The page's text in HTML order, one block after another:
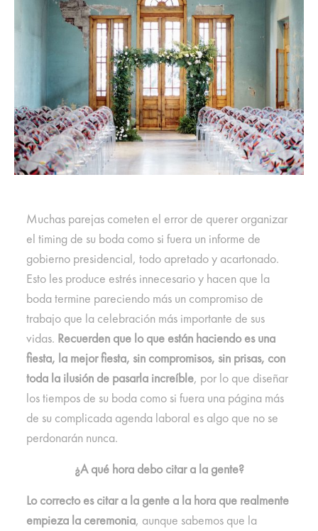
Muchas parejas cometen el error de querer organizar
el timing de su boda como si fuera un informe de
gobierno presidencial, todo apretado y acartonado.
Esto les produce estrés innecesario y hacen que la
boda termine pareciendo más un compromiso de
trabajo que la celebración más importante de sus
vidas. Recuerden que lo que están haciendo es una
fiesta, la mejor fiesta, sin compromisos, sin prisas, con
toda la ilusión de pasarla increíble, por lo que diseñar
los tiempos de su boda como si fuera una página más
de su complicada agenda laboral es algo que no se
perdonarán nunca.
¿A qué hora debo citar a la gente?
Lo correcto es citar a la gente a la hora que realmente
empieza la ceremonia, aunque sabemos que la